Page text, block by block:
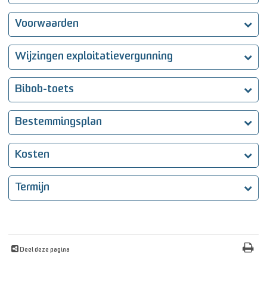
Voorwaarden
Wijzingen exploitatievergunning
Bibob-toets
Bestemmingsplan
Kosten
Termijn
Deel deze pagina